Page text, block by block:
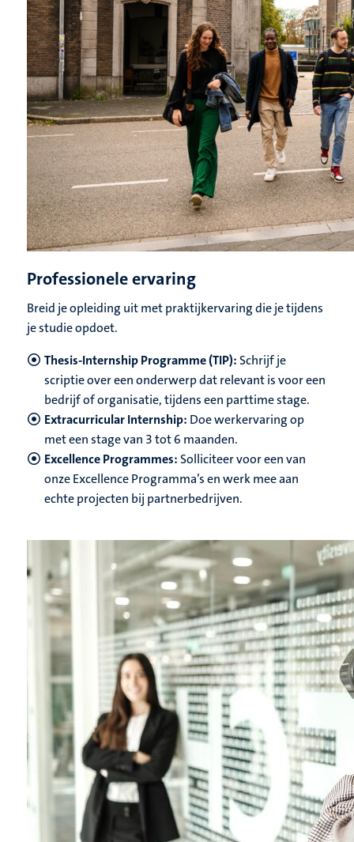
Professionele ervaring
Breid je opleiding uit met praktijkervaring die je tijdens
je studie opdoet.
Thesis-Internship Programme (TIP): Schrijf je
scriptie over een onderwerp dat relevant is voor een
bedrijf of organisatie, tijdens een parttime stage.
Extracurricular Internship: Doe werkervaring op
met een stage van 3 tot 6 maanden.
Excellence Programmes: Solliciteer voor een van
onze Excellence Programma’s en werk mee aan
echte projecten bij partnerbedrijven.